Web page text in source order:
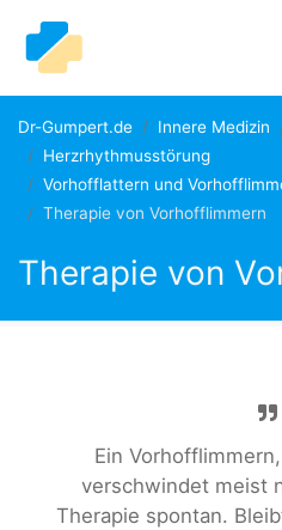
Dr-Gumpert.de Innere Medizin
Herzrhythmusstörung
Vorhofflattern und
Therapie von Vorhofflimmern
Therapie von
Ein
verschwindet meist
Therapie spontan.